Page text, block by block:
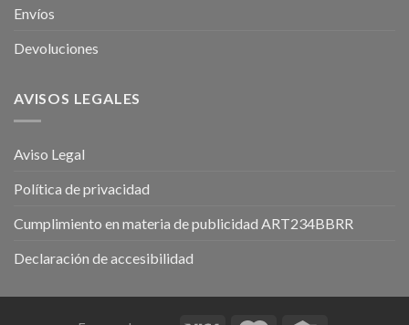
Envíos
Devoluciones
AVISOS LEGALES
Aviso Legal
Política de privacidad
Cumplimiento en materia de publicidad ART234BBRR
Declaración de accesibilidad